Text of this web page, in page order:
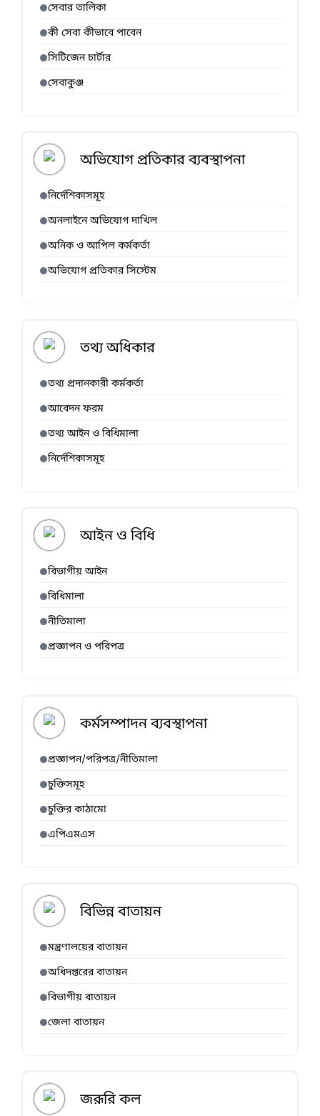
সেবার তালিকা
কী সেবা কীভাবে পাবেন
সিটিজেন চার্টার
সেবাকুঞ্জ
অভিযোগ প্রতিকার ব্যবস্থাপনা
নির্দেশিকাসমূহ
অনলাইনে অভিযোগ দাখিল
অনিক ও আপিল কর্মকর্তা
অভিযোগ প্রতিকার সিস্টেম
তথ্য অধিকার
তথ্য প্রদানকারী কর্মকর্তা
আবেদন ফরম
তথ্য আইন ও বিধিমালা
নির্দেশিকাসমূহ
আইন ও বিধি
বিভাগীয় আইন
বিধিমালা
নীতিমালা
প্রজ্ঞাপন ও পরিপত্র
কর্মসম্পাদন ব্যবস্থাপনা
প্রজ্ঞাপন/পরিপত্র/নীতিমালা
চুক্তিসমূহ
চুক্তির কাঠামো
এপিএমএস
বিভিন্ন বাতায়ন
মন্ত্রণালয়ের বাতায়ন
অধিদপ্তরের বাতায়ন
বিভাগীয় বাতায়ন
জেলা বাতায়ন
জরূরি কল